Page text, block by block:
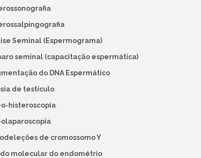
Seminal (Espermograma)
seminal (capacitação espermática)
do DNA Espermático
de testículo
histeroscopia
de cromossomo Y
molecular do endométrio